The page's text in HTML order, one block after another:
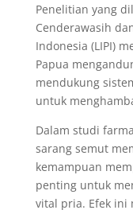
Penelitian yang
Cenderawasih
Indonesia (LIPI)
Papua
mendukung
untuk
Dalam studi
sarang semut
kemampuan
penting untuk
vital pria. Efek ini